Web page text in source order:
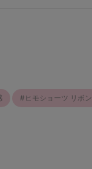
ヒモショーツ リボン